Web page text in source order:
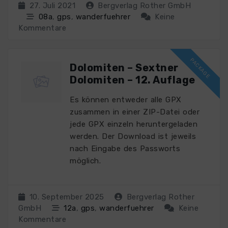
27. Juli 2021
Bergverlag Rother GmbH
08a, gps, wanderfuehrer
Keine
Kommentare
Dolomiten – Sextner
Dolomiten – 12. Auflage
Es können entweder alle GPX
zusammen in einer ZIP-Datei oder
jede GPX einzeln heruntergeladen
werden. Der Download ist jeweils
nach Eingabe des Passworts
möglich.
10. September 2025
Bergverlag Rother
GmbH
12a, gps, wanderfuehrer
Keine
Kommentare